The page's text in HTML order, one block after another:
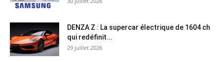
DENZA Z : La supercar électrique de 1604 ch
qui redéfinit...
29 juillet 2026